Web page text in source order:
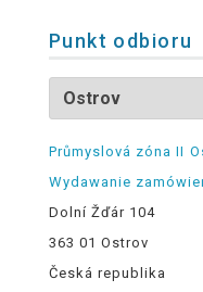
Punkt odbioru
Průmyslová zóna II
Wydawanie
Dolní Žďár 104
363 01 Ostrov
Česká republika